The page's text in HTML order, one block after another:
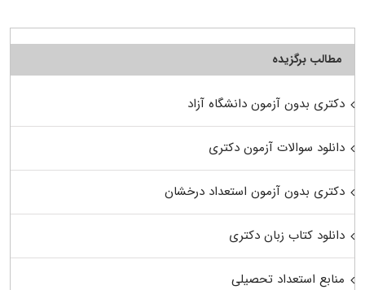
مطالب برگزیده
دکتری بدون آزمون دانشگاه آزاد
دانلود سوالات آزمون دکتری
دکتری بدون آزمون استعداد درخشان
دانلود کتاب زبان دکتری
منابع استعداد تحصیلی